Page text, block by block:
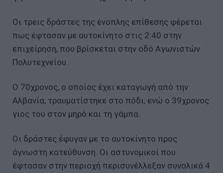
Οι τρεις δράστες της ένοπλης επίθεσης φέρεται
πως έφτασαν με αυτοκίνητο στις 2:40 στην
επιχείρηση, που βρίσκεται στην οδό Αγωνιστών
Πολυτεχνείου.
Ο 70χρονος, ο οποίος έχει καταγωγή από την
Αλβανία, τραυματίστηκε στο πόδι, ενώ ο 39χρονος
γιος του στον μηρό και τη γάμπα.
Οι δράστες έφυγαν με το αυτοκίνητο προς
άγνωστη κατεύθυνση. Οι αστυνομικοί που
έφτασαν στην περιοχή περισυνέλλεξαν συνολικά 4